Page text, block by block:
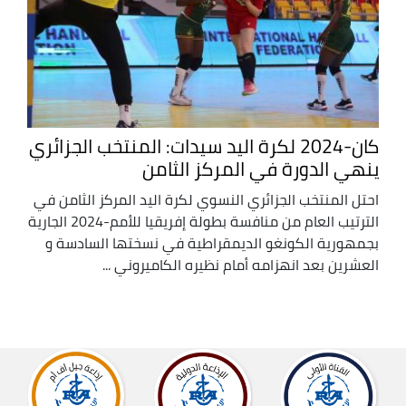
كان-2024 لكرة اليد سيدات: المنتخب الجزائري
ينهي الدورة في المركز الثامن
احتل المنتخب الجزائري النسوي لكرة اليد المركز الثامن في
الترتيب العام من منافسة بطولة إفريقيا للأمم-2024 الجارية
بجمهورية الكونغو الديمقراطية في نسختها السادسة و
العشرين بعد انهزامه أمام نظيره الكاميروني ...